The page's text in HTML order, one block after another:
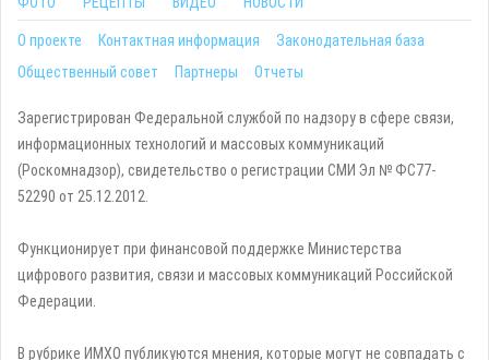
О проекте Контактная информация
Законодательная база
Общественный совет
Партнеры Отчеты
Зарегистрирован Федеральной службой по надзору в сфере связи,
информационных технологий и массовых коммуникаций
(Роскомнадзор), свидетельство о регистрации СМИ Эл № ФС77-
52290 от 25.12.2012.
Функционирует при финансовой поддержке Министерства
цифрового развития, связи и массовых коммуникаций Российской
Федерации.
В рубрике ИМХО публикуются мнения, которые могут не совпадать с